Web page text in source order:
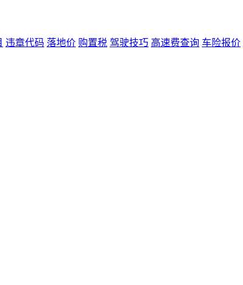
违章代码 落地价 购置税 驾驶技巧 高速费查询 车险报价